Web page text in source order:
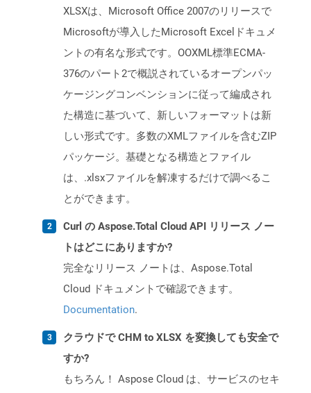
XLSXは、Microsoft Office 2007のリリースで
Microsoftが導入したMicrosoft Excelドキュメ
ントの有名な形式です。OOXML標準ECMA-
376のパート2で概説されているオープンパッ
ケージングコンベンションに従って編成され
た構造に基づいて、新しいフォーマットは新
しい形式です。多数のXMLファイルを含むZIP
パッケージ。基礎となる構造とファイル
は、.xlsxファイルを解凍するだけで調べるこ
とができます。
Curl の Aspose.Total Cloud API リリース ノー
トはどこにありますか?
完全なリリース ノートは、Aspose.Total
Cloud ドキュメントで確認できます。
Documentation.
クラウドで CHM to XLSX を変換しても安全で
すか?
もちろん！ Aspose Cloud は、サービスのセキ